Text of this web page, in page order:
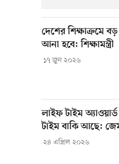
দেশের শিক্ষাক্রমে
আনা হবে: শিক্ষামন্ত্রী
১৭ জুন ২০২৬
লাইফ টাইম
টাইম বাকি আছে:
২৪ এপ্রিল ২০২৬